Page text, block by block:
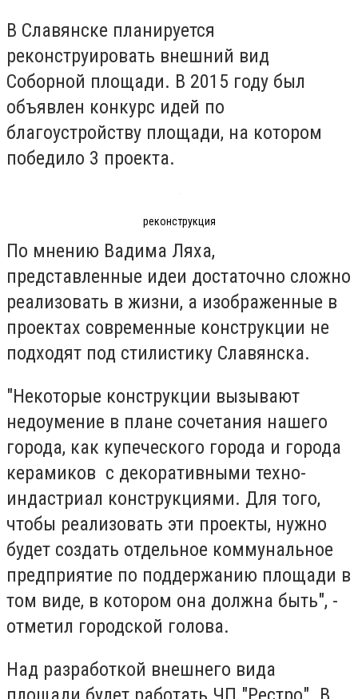
В Славянске планируется
реконструировать внешний вид
Соборной площади. В 2015 году был
объявлен конкурс идей по
благоустройству площади, на котором
победило 3 проекта.
реконструкция
По мнению Вадима Ляха,
представленные идеи достаточно сложно
реализовать в жизни, а изображенные в
проектах современные конструкции не
подходят под стилистику Славянска.
"Некоторые конструкции вызывают
недоумение в плане сочетания нашего
города, как купеческого города и города
керамиков с декоративными техно-
индастриал конструкциями. Для того,
чтобы реализовать эти проекты, нужно
будет создать отдельное коммунальное
предприятие по поддержанию площади в
том виде, в котором она должна быть", -
отметил городской голова.
Над разработкой внешнего вида